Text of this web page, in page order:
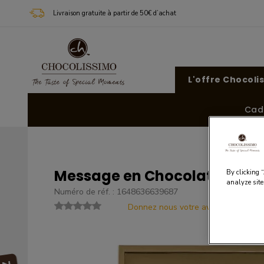
Livraison gratuite à partir de 50€ d’achat
L'offre
Message en Chocolat - Eid
Numéro de réf. : 1648636639687
Donnez nous votre avis
By clicking
analyze